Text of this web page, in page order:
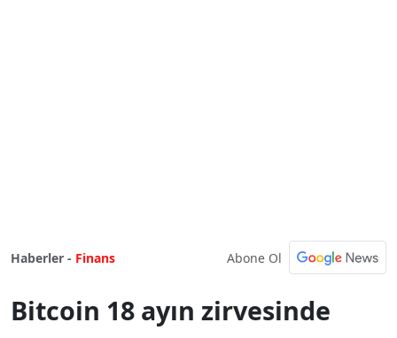
Haberler - Finans Abone Ol
Bitcoin 18 ayın zirvesinde